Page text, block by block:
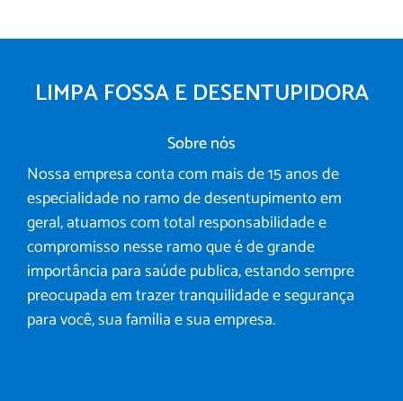
LIMPA FOSSA E DESENTUPIDORA
Sobre nós
Nossa empresa conta com mais de 15 anos de
especialidade no ramo de desentupimento em
geral, atuamos com total responsabilidade e
compromisso nesse ramo que é de grande
importância para saúde publica, estando sempre
preocupada em trazer tranquilidade e segurança
para você, sua família e sua empresa.